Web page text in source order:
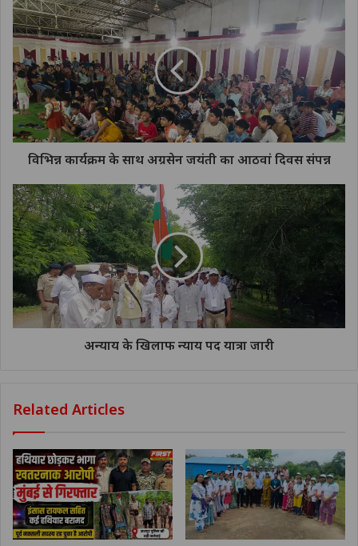
विभिन्न कार्यक्रम के साथ अग्रसेन जयंती का आठवां दिवस संपन्न
अन्याय के खिलाफ न्याय पद यात्रा जारी
Related Articles